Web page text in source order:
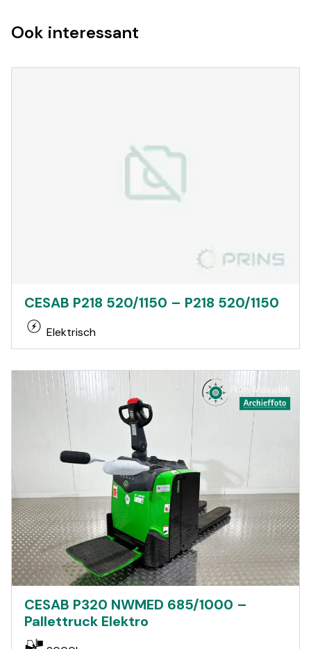
Ook interessant
CESAB P218 520/1150 – P218 520/1150
Elektrisch
CESAB P320 NWMED 685/1000 –
Pallettruck Elektro